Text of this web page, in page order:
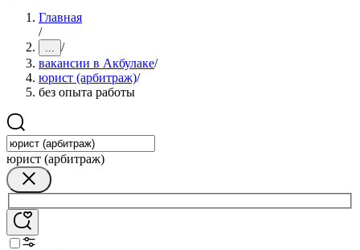
Главная
/
... /
вакансии в Акбулаке/
юрист (арбитраж)/
без опыта работы
юрист (арбитраж)